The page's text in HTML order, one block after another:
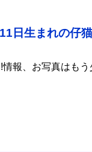
日生まれの仔猫
報、お写真はもう